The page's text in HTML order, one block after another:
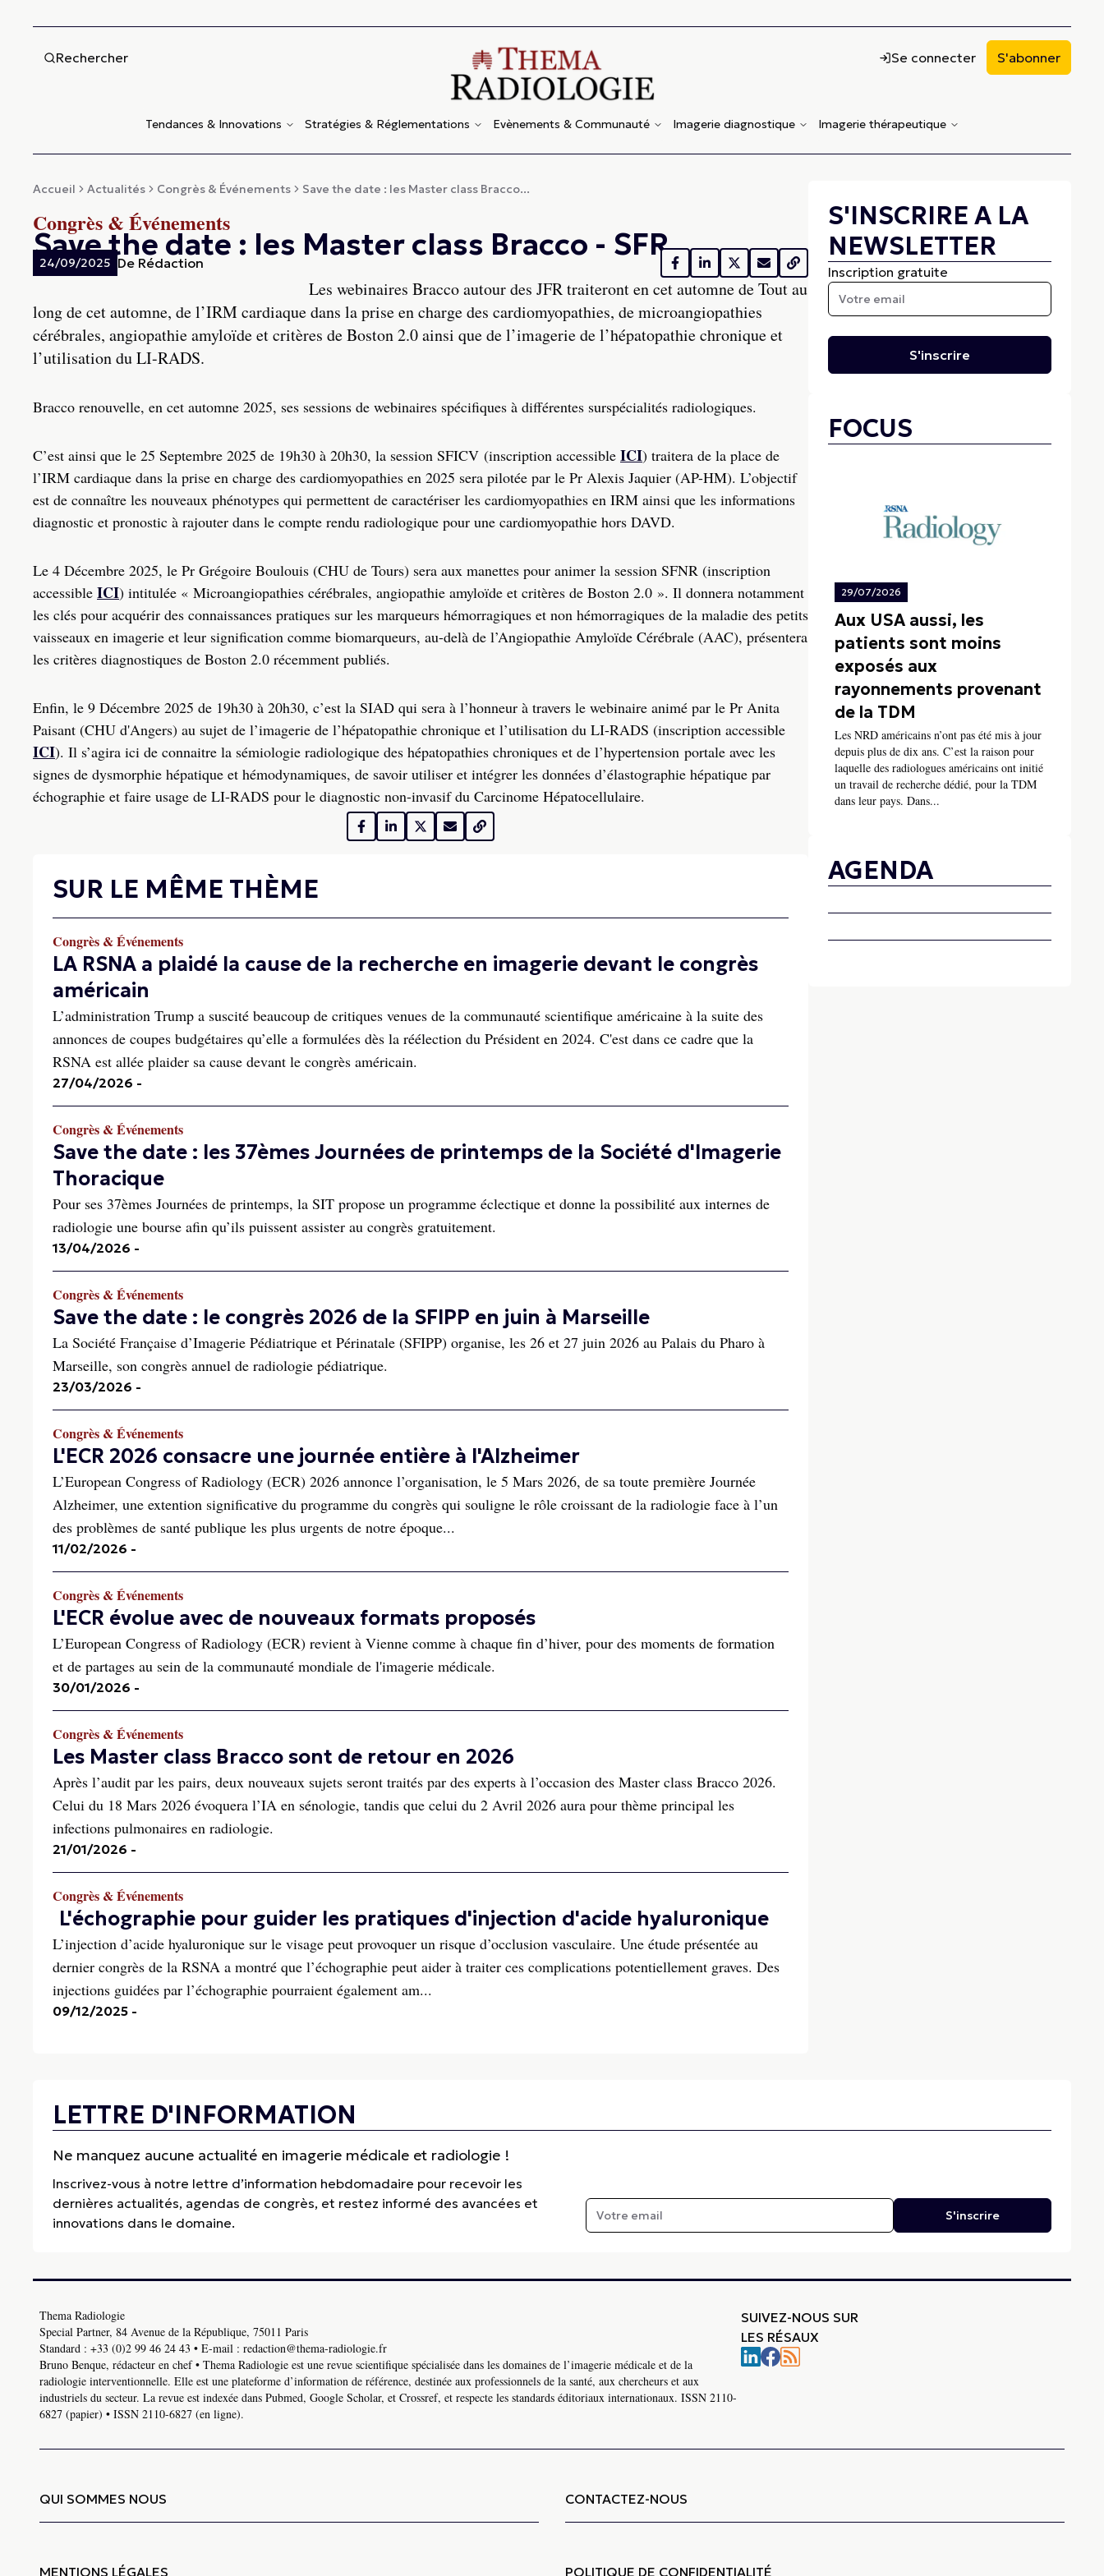
Rechercher Se connecter S'abonner
Tendances & Innovations Stratégies & Réglementations Evènements & Communauté Imagerie diagnostique Imagerie thérapeutique
Accueil Actualités Congrès & Événements Save the date : les Master class Bracco...
Congrès & Événements
Save the date : les Master class Bracco - SFR
24/09/2025 De Rédaction
Les webinaires Bracco autour des JFR traiteront en cet automne de Tout au
long de cet automne, de l’IRM cardiaque dans la prise en charge des cardiomyopathies, de microangiopathies
cérébrales, angiopathie amyloïde et critères de Boston 2‌.0 ainsi que de l’imagerie de l’hépatopathie chronique et
l’utilisation du LI-RADS.
Bracco renouvelle, en cet automne 2025, ses sessions de webinaires spécifiques à différentes surspécialités radiologiques.
C’est ainsi que le 25 Septembre 2025 de 19h30 à 20h30, la session SFICV (inscription accessible ICI) traitera de la place de
l’IRM cardiaque dans la prise en charge des cardiomyopathies en 2‌0‌2‌5‌ sera pilotée par le Pr Alexis Jaquier (AP-HM). L’objectif
est de connaître les nouveaux phénotypes qui permettent de caractériser les cardiomyopathies en IRM ainsi que les informations
diagnostic et pronostic à rajouter dans le compte rendu radiologique pour une cardiomyopathie hors DAVD.
Le 4 Décembre 2025, le Pr Grégoire Boulouis (CHU de Tours) sera aux manettes pour animer la session SFNR (inscription
accessible ICI) intitulée « Microangiopathies cérébrales, angiopathie amyloïde et critères de Boston 2‌.0 ». ‌Il donnera notamment
les clés pour acquérir des connaissances pratiques sur les marqueurs hémorragiques et non hémorragiques de la maladie des petits
vaisseaux en imagerie et leur signification comme biomarqueurs, au-delà de l’Angiopathie Amyloïde Cérébrale (AAC), présentera
les critères diagnostiques de Boston 2‌.0‌ récemment publiés.
Enfin, le 9 Décembre 2025 de 19h30 à 20h30, c’est la SIAD qui sera à l’honneur à travers le webinaire animé par le Pr Anita
Paisant (CHU d'Angers) au sujet de l’imagerie de l’hépatopathie chronique et l’utilisation du LI-RADS (inscription accessible
ICI). Il s’agira ici de connaitre la sémiologie radiologique des hépatopathies chroniques et de l’hypertension portale avec les
signes de dysmorphie hépatique et hémodynamiques, de savoir utiliser et intégrer les données d’élastographie hépatique par
échographie et faire usage de LI-RADS pour le diagnostic non-invasif du Carcinome Hépatocellulaire.
SUR LE MÊME THÈME
Congrès & Événements
LA RSNA a plaidé la cause de la recherche en imagerie devant le congrès
américain
L’administration Trump a suscité beaucoup de critiques venues de la communauté scientifique américaine à la suite des
annonces de coupes budgétaires qu’elle a formulées dès la réélection du Président en 2024. C'est dans ce cadre que la
RSNA est allée plaider sa cause devant le congrès américain.
27/04/2026 -
Congrès & Événements
Save the date : les 37èmes Journées de printemps de la Société d'Imagerie
Thoracique
Pour ses 37èmes Journées de printemps, la SIT propose un programme éclectique et donne la possibilité aux internes de
radiologie une bourse afin qu’ils puissent assister au congrès gratuitement.
13/04/2026 -
Congrès & Événements
Save the date : le congrès 2026 de la SFIPP en juin à Marseille
La Société Française d’Imagerie Pédiatrique et Périnatale (SFIPP) organise, les 26 et 27 juin 2026 au Palais du Pharo à
Marseille, son congrès annuel de radiologie pédiatrique.
23/03/2026 -
Congrès & Événements
L'ECR 2026 consacre une journée entière à l'Alzheimer
L’European Congress of Radiology (ECR) 2026 annonce l’organisation, le 5 Mars 2026, de sa toute première Journée
Alzheimer, une extention significative du programme du congrès qui souligne le rôle croissant de la radiologie face à l’un
des problèmes de santé publique les plus urgents de notre époque...
11/02/2026 -
Congrès & Événements
L'ECR évolue avec de nouveaux formats proposés
L’European Congress of Radiology (ECR) revient à Vienne comme à chaque fin d’hiver, pour des moments de formation
et de partages au sein de la communauté mondiale de l'imagerie médicale.
30/01/2026 -
Congrès & Événements
Les Master class Bracco sont de retour en 2026
Après l’audit par les pairs, deux nouveaux sujets seront traités par des experts à l’occasion des Master class Bracco 2026.
Celui du 18 Mars 2026 évoquera l’IA en sénologie, tandis que celui du 2 Avril 2026 aura pour thème principal les
infections pulmonaires en radiologie.
21/01/2026 -
Congrès & Événements
L'échographie pour guider les pratiques d'injection d'acide hyaluronique
L’injection d’acide hyaluronique sur le visage peut provoquer un risque d’occlusion vasculaire. Une étude présentée au
dernier congrès de la RSNA a montré que l’échographie peut aider à traiter ces complications potentiellement graves. Des
injections guidées par l’échographie pourraient également am...
09/12/2025 -
S'INSCRIRE A LA
NEWSLETTER
Inscription gratuite
S'inscrire
FOCUS
29/07/2026
Aux USA aussi, les
patients sont moins
exposés aux
rayonnements provenant
de la TDM
Les NRD américains n’ont pas été mis à jour
depuis plus de dix ans. C’est la raison pour
laquelle des radiologues américains ont initié
un travail de recherche dédié, pour la TDM
dans leur pays. Dans...
AGENDA
LETTRE D'INFORMATION
Ne manquez aucune actualité en imagerie médicale et radiologie !
Inscrivez-vous à notre lettre d’information hebdomadaire pour recevoir les
dernières actualités, agendas de congrès, et restez informé des avancées et
innovations dans le domaine.
S'inscrire
Thema Radiologie
Special Partner, 84 Avenue de la République, 75011 Paris
Standard : +33 (0)2 99 46 24 43 • E-mail : redaction@thema-radiologie.fr
Bruno Benque, rédacteur en chef • Thema Radiologie est une revue scientifique spécialisée dans les domaines de l’imagerie médicale et de la
radiologie interventionnelle. Elle est une plateforme d’information de référence, destinée aux professionnels de la santé, aux chercheurs et aux
industriels du secteur. La revue est indexée dans Pubmed, Google Scholar, et Crossref, et respecte les standards éditoriaux internationaux. ISSN 2110-
6827 (papier) • ISSN 2110-6827 (en ligne).
SUIVEZ-NOUS SUR
LES RÉSAUX
QUI SOMMES NOUS CONTACTEZ-NOUS
MENTIONS LÉGALES POLITIQUE DE CONFIDENTIALITÉ